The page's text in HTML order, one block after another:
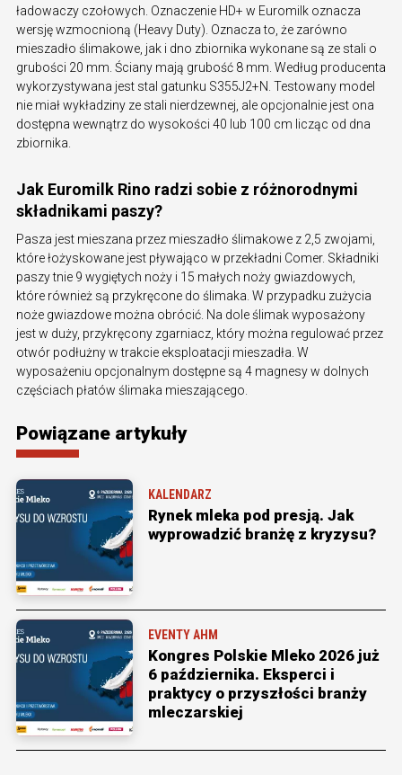
ładowaczy czołowych. Oznaczenie HD+ w Euromilk oznacza
wersję wzmocnioną (Heavy Duty). Oznacza to, że zarówno
mieszadło ślimakowe, jak i dno zbiornika wykonane są ze stali o
grubości 20 mm. Ściany mają grubość 8 mm. Według producenta
wykorzystywana jest stal gatunku S355J2+N. Testowany model
nie miał wykładziny ze stali nierdzewnej, ale opcjonalnie jest ona
dostępna wewnątrz do wysokości 40 lub 100 cm licząc od dna
zbiornika.
Jak Euromilk Rino radzi sobie z różnorodnymi
składnikami paszy?
Pasza jest mieszana przez mieszadło ślimakowe z 2,5 zwojami,
które łożyskowane jest pływająco w przekładni Comer. Składniki
paszy tnie 9 wygiętych noży i 15 małych noży gwiazdowych,
które również są przykręcone do ślimaka. W przypadku zużycia
noże gwiazdowe można obrócić. Na dole ślimak wyposażony
jest w duży, przykręcony zgarniacz, który można regulować przez
otwór podłużny w trakcie eksploatacji mieszadła. W
wyposażeniu opcjonalnym dostępne są 4 magnesy w dolnych
częściach płatów ślimaka mieszającego.
Powiązane artykuły
KALENDARZ
Rynek mleka pod presją. Jak
wyprowadzić branżę z kryzysu?
EVENTY AHM
Kongres Polskie Mleko 2026 już
6 października. Eksperci i
praktycy o przyszłości branży
mleczarskiej